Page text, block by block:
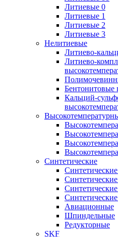
Литиевые 0
Литиевые 1
Литиевые 2
Литиевые 3
Нелитиевые
Литиево-
Литиево-
Бентонитовые
Кальций-
Синтетические
Авиационные
Шпиндельные
Редукторные
SKF